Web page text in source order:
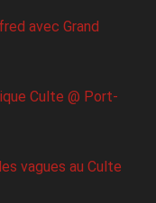
avec Grand
Culte @ Port-
vagues au Culte